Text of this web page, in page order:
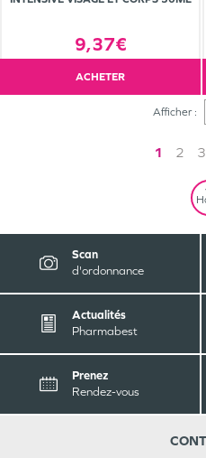
9,37€
ACHETER
Afficher :
1 2 3
Scan
d'ordonnance
Actualités
Pharmabest
Prenez
Rendez-vous